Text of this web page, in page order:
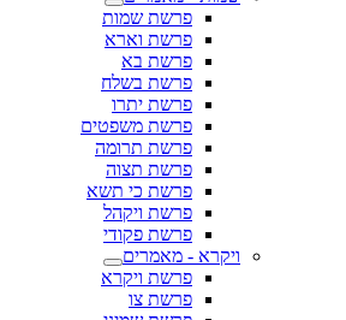
פרשת שמות
פרשת וארא
פרשת בא
פרשת בשלח
פרשת יתרו
פרשת משפטים
פרשת תרומה
פרשת תצוה
פרשת כי תשא
פרשת ויקהל
פרשת פקודי
ויקרא - מאמרים
פרשת ויקרא
פרשת צו